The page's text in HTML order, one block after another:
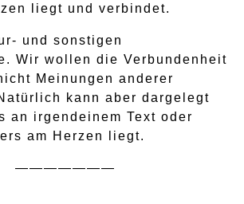
liegt und verbindet.
und sonstigen
Wir wollen die Verbundenheit
Meinungen anderer
kann aber dargelegt
an irgendeinem Text oder
am Herzen liegt.
———————